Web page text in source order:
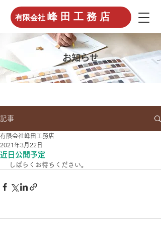
有限会社 峰 田 工 務 店
お知らせ
記事
近日公開予定
有限会社峰田工務店
2021年3月22日
しばらくお待ちください。